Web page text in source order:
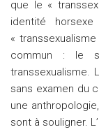
que le «
identité horsexe
«
commun : le
transsexualisme.
sans examen du
une
sont à souligner.